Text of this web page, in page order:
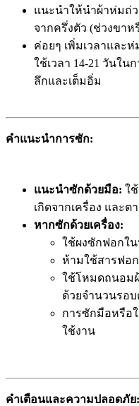
แนะนำให้นำผ้าห่มถ่
จากครึ่งตัว (ช่วงขา
ค่อยๆ เพิ่มเวลาและ
ใช้เวลา 14-21 วันใ
ลึกและเต็มอิ่ม
คำแนะนำการซัก:
แนะนำซักด้วยมือ: ใ
เกิดจากเครื่อง และต
หากซักด้วยเครื่อง:
ใช้ผงซักฟอกใ
ห้ามใช้สารฟอ
ใช้โหมดถนอมผ้
ด้วยจำนวนรอบ
การซักมือหรือ
ใช้งาน
คำเตือนและความปลอดภัย: